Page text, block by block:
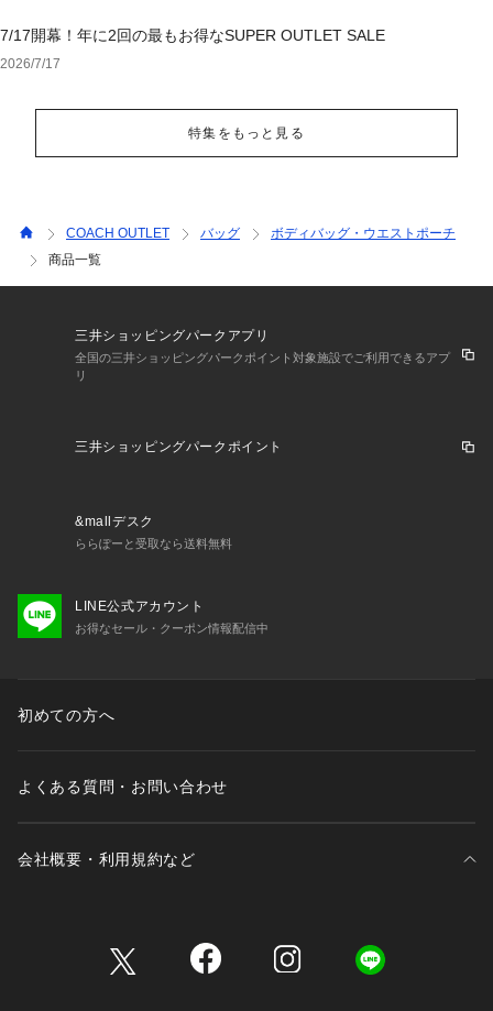
7/17開幕！年に2回の最もお得なSUPER OUTLET SALE
2026/7/17
特集をもっと見る
COACH OUTLET バッグ
ボディバッグ・ウエストポーチ
商品一覧
三井ショッピングパークアプリ
全国の三井ショッピングパークポイント対象施設でご利用できるアプ
リ
三井ショッピングパークポイント
&mallデスク
ららぽーと受取なら送料無料
LINE公式アカウント
お得なセール・クーポン情報配信中
初めての方へ
よくある質問・お問い合わせ
会社概要・利用規約など